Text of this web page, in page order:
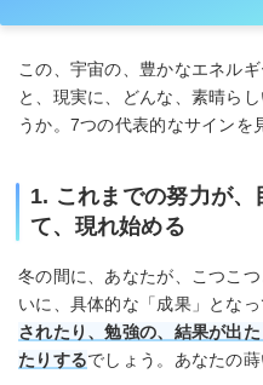
この、宇宙の、豊かなエネル
と、現実に、どんな、素晴ら
うか。7つの代表的なサインを
1. これまでの努力が
て、現れ始める
冬の間に、あなたが、こつこ
いに、具体的な「成果」とな
されたり、勉強の、結果が出
たりするでしょう。あなたの